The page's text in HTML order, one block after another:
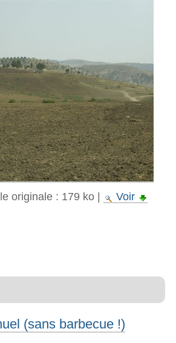
originale : 179 ko|
Voir
(sans barbecue !)